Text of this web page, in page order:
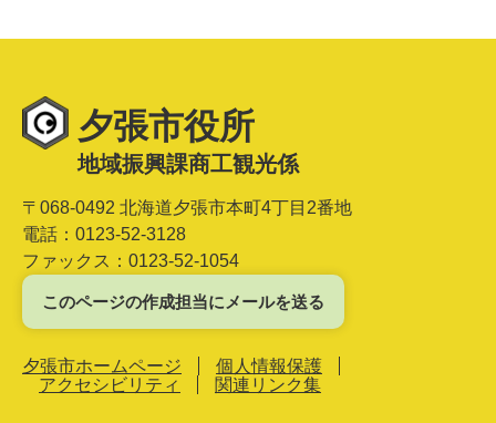
夕張市役所
地域振興課商工観光係
〒068-0492 北海道夕張市本町4丁目2番地
電話：0123-52-3128
ファックス：0123-52-1054
このページの作成担当にメールを送る
夕張市ホームページ
個人情報保護
アクセシビリティ
関連リンク集